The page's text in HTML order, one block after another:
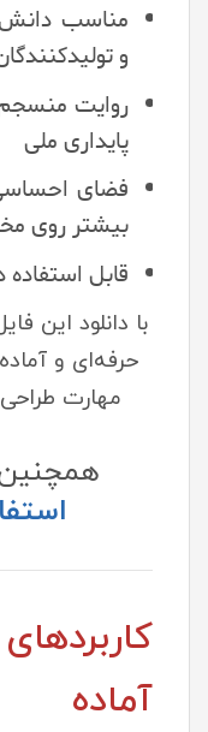
مناسب
و
روایت منسجم
پایداری ملی
فضای
بیشتر روی
قابل
با دانلود این
حرفه‌ای و
مهارت
همچنین
آماده